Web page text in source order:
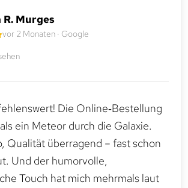
R. Murges
vor 2 Monaten · Google
Die Online‑Bestellung
ein Meteor durch die Galaxie.
Qualität überragend – fast schon
Und der humorvolle,
Touch hat mich mehrmals laut